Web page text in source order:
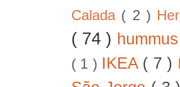
Calada ( 2 )
( 74 ) hummus
( 1 ) IKEA ( 7 )